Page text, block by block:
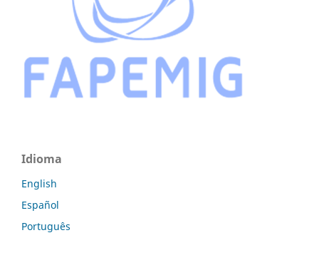
Idioma
English
Español
Português